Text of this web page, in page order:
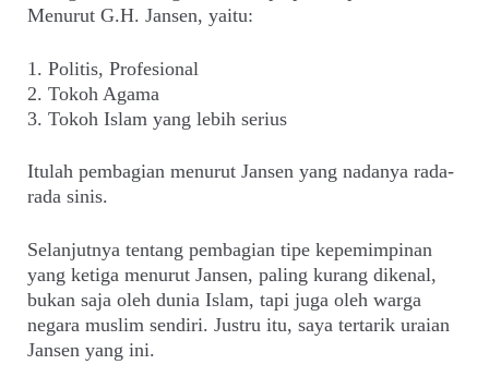
Menurut G.H. Jansen, yaitu:
1. Politis, Profesional
2. Tokoh Agama
3. Tokoh Islam yang lebih serius
Itulah pembagian menurut Jansen yang nadanya rada-
rada sinis.
Selanjutnya tentang pembagian tipe kepemimpinan
yang ketiga menurut Jansen, paling kurang dikenal,
bukan saja oleh dunia Islam, tapi juga oleh warga
negara muslim sendiri. Justru itu, saya tertarik uraian
Jansen yang ini.